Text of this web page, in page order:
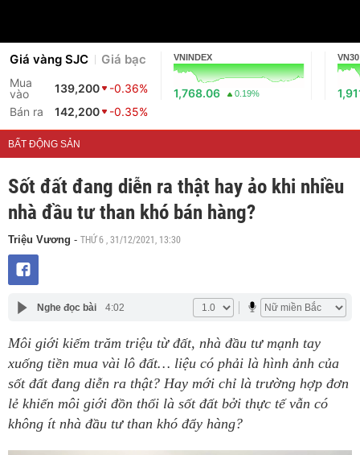
Giá vàng SJC Giá bạc
Mua
vào
139,200
-0.36%
Bán ra
142,200 -0.35%
VNINDEX
1,768.06 0.19%
VN30
BẤT ĐỘNG SẢN
Sốt đất đang diễn ra thật hay ảo khi nhiều
nhà đầu tư than khó bán hàng?
Triệu Vương - THỨ 6 , 31/12/2021, 13:30
Nghe đọc bài 4:02
Môi giới kiếm trăm triệu từ đất, nhà đầu tư mạnh tay
xuống tiền mua vài lô đất… liệu có phải là hình ảnh của
sốt đất đang diễn ra thật? Hay mới chỉ là trường hợp đơn
lẻ khiến môi giới đồn thổi là sốt đất bởi thực tế vẫn có
không ít nhà đầu tư than khó đẩy hàng?